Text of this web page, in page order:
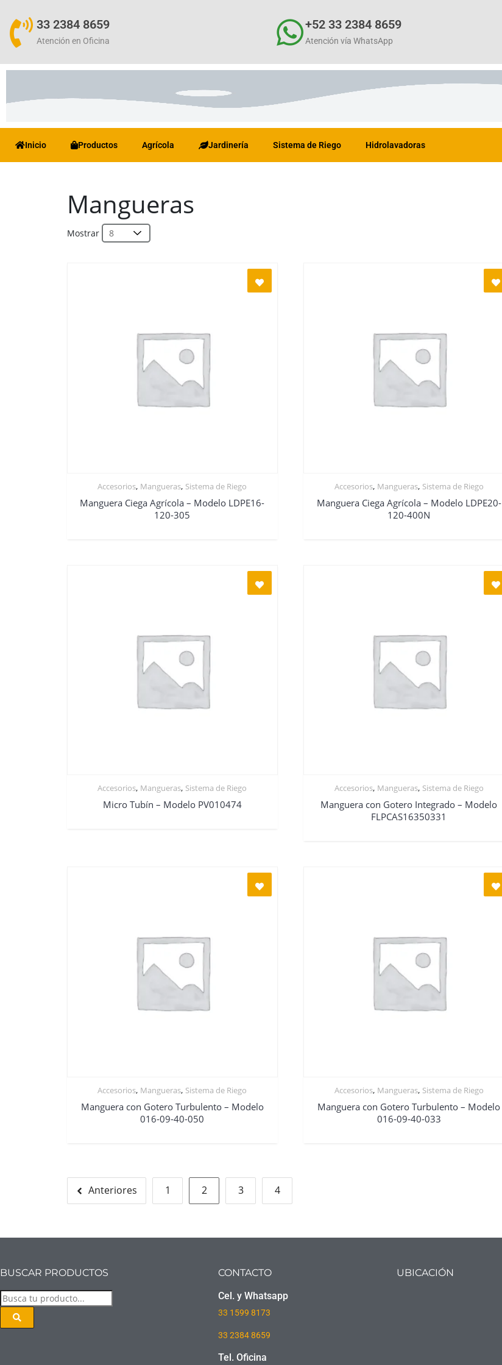
33 2384 8659
Atención en Oficina
+52 33 2384 8659
Atención vía WhatsApp
Inicio Productos Agrícola Jardinería Sistema de Riego Hidrolavadoras
Mangueras
Mostrar
Accesorios, Mangueras, Sistema de Riego
Manguera Ciega Agrícola – Modelo LDPE16-
120-305
Accesorios, Mangueras, Sistema de Riego
Manguera Ciega Agrícola – Modelo LDPE20-
120-400N
Accesorios, Mangueras, Sistema de Riego
Micro Tubín – Modelo PV010474
Accesorios, Mangueras, Sistema de Riego
Manguera con Gotero Integrado – Modelo
FLPCAS16350331
Accesorios, Mangueras, Sistema de Riego
Manguera con Gotero Turbulento – Modelo
016-09-40-050
Accesorios, Mangueras, Sistema de Riego
Manguera con Gotero Turbulento – Modelo
016-09-40-033
Anteriores 1 2 3 4
BUSCAR PRODUCTOS
CONTACTO
Cel. y Whatsapp
33 1599 8173
33 2384 8659
Tel. Oficina
UBICACIÓN